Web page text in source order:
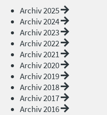
Archiv 2025
Archiv 2024
Archiv 2023
Archiv 2022
Archiv 2021
Archiv 2020
Archiv 2019
Archiv 2018
Archiv 2017
Archiv 2016